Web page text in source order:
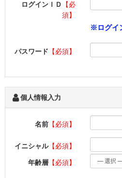
ログインＩＤ
【必
須】
※ログイ
パスワード 【必須】
個人情報入力
名前【必須】
イニシャル【必須】
年齢層【必須】